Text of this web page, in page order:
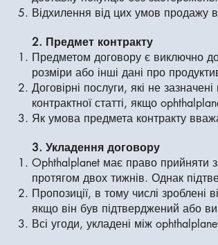
Відхилення від цих умов продажу
2. Предмет контракту
Предметом договору є виключно
розміри або інші дані про
Договірні послуги, які не
контрактної статті, якщо
Як умова предмета контракту
3. Укладення договору
Ophthalplanet має право прийняти
протягом двох тижнів. Однак
Пропозиції, в тому числі
якщо він був підтверджений або
Всі угоди, укладені між